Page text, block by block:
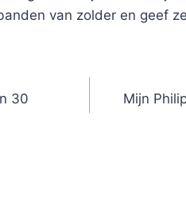
van zolder en geef
30
Mijn